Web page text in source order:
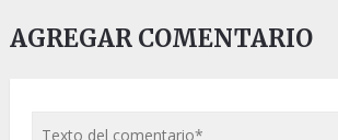
AGREGAR COMENTARIO